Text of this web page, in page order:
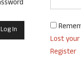
Lost
Register